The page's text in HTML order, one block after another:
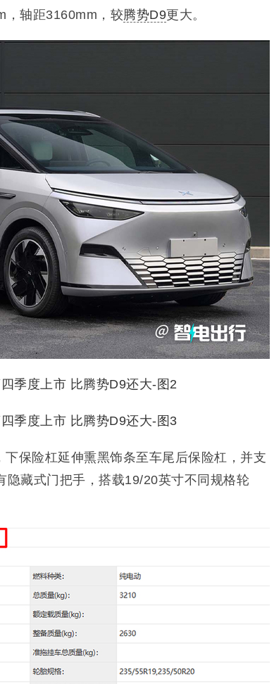
，轴距3160mm，较腾势D9更大。
保险杠延伸熏黑饰条至车尾后保险杠，并支
藏式门把手，搭载19/20英寸不同规格轮